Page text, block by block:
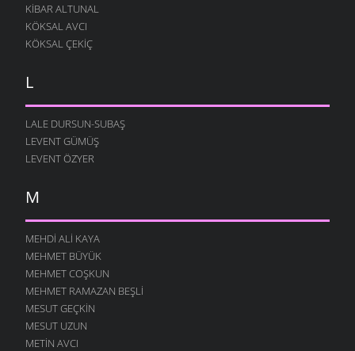
KIBAR ALTUNAL
KÖKSAL AVCI
KÖKSAL ÇEKIÇ
L
LALE DURSUN-SUBAŞ
LEVENT GÜMÜŞ
LEVENT ÖZYER
M
MEHDI ALI KAYA
MEHMET BÜYÜK
MEHMET COŞKUN
MEHMET RAMAZAN BEŞLI
MESUT GEÇKIN
MESUT UZUN
METIN AVCI